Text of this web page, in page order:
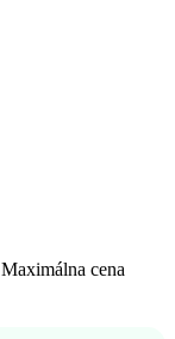
Maximálna cena